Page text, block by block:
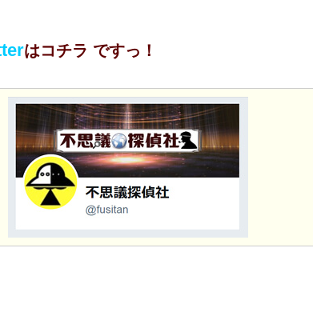
はコチラ ですっ！